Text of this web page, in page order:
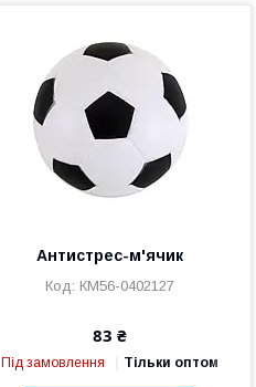
Антистрес-м'ячик
КМ56-0402127
83 ₴
Під замовлення Тільки оптом